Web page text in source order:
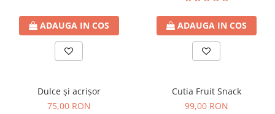
ADAUGA IN COS ADAUGA IN COS
Dulce și acrișor
75,00 RON
Cutia Fruit Snack
99,00 RON